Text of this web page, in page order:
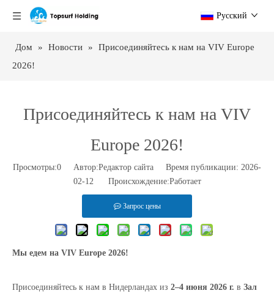
Pусский
Дом » Новости »
Присоединяйтесь к нам на VIV Europe
2026!
Присоединяйтесь к нам на VIV
Europe 2026!
Просмотры:0 Автор:Pедактор сайта Время публикации: 2026-
02-12 Происхождение:Работает
Запрос цены
Мы едем на VIV Europe 2026!
Присоединяйтесь к нам в Нидерландах из 2–4 июня 2026 г. в Зал